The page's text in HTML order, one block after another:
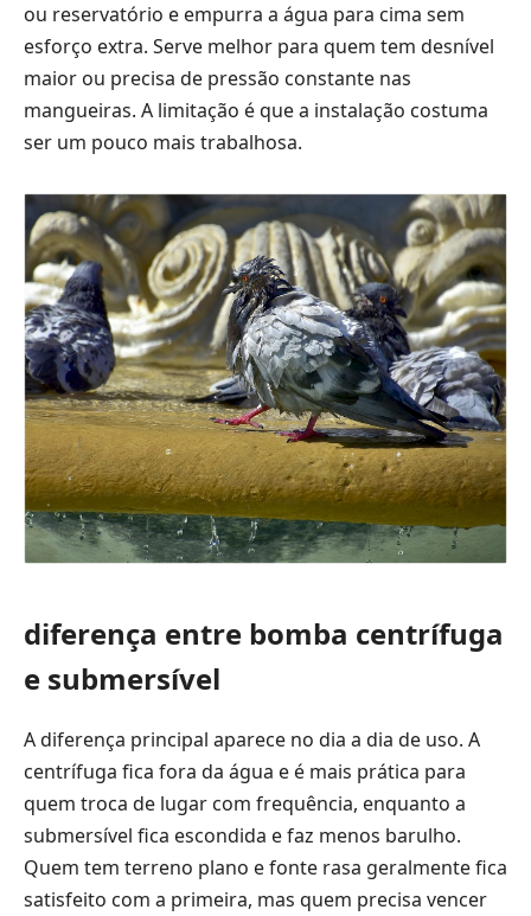
ou reservatório e empurra a água para cima sem
esforço extra. Serve melhor para quem tem desnível
maior ou precisa de pressão constante nas
mangueiras. A limitação é que a instalação costuma
ser um pouco mais trabalhosa.
diferença entre bomba centrífuga
e submersível
A diferença principal aparece no dia a dia de uso. A
centrífuga fica fora da água e é mais prática para
quem troca de lugar com frequência, enquanto a
submersível fica escondida e faz menos barulho.
Quem tem terreno plano e fonte rasa geralmente fica
satisfeito com a primeira, mas quem precisa vencer